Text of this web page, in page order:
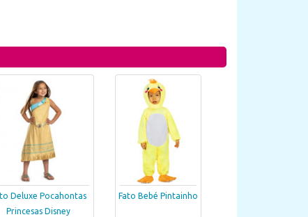
Deluxe Pocahontas
Princesas Disney
Fato Bebé Pintainho